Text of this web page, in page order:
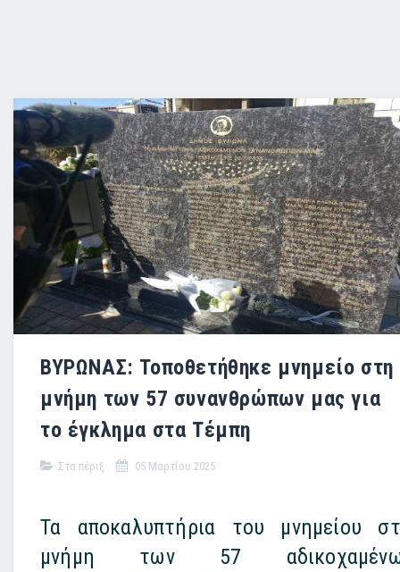
ΒΥΡΩΝΑΣ: Τοποθετήθηκε μνημείο στη
μνήμη των 57 συνανθρώπων μας για
το έγκλημα στα Τέμπη
Στα πέριξ 05 Μαρτίου 2025
Τα αποκαλυπτήρια του μνημείου
μνήμη των 57